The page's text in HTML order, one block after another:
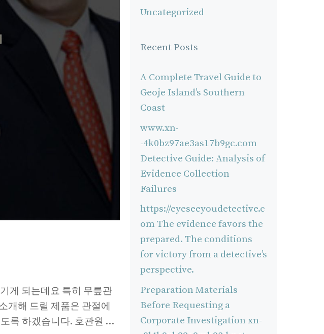
게 되는데요 특히 무릎관
개해 드릴 제품은 관절에
록 하겠습니다. 호관원 …
Uncategorized
Recent Posts
A Complete Travel Guide to
Geoje Island’s Southern
Coast
www.xn-
-4k0bz97ae3as17b9gc.com
Detective Guide: Analysis of
Evidence Collection
Failures
https://eyeseeyoudetective.c
om The evidence favors the
prepared. The conditions
for victory from a detective’s
perspective.
Preparation Materials
Before Requesting a
Corporate Investigation xn-